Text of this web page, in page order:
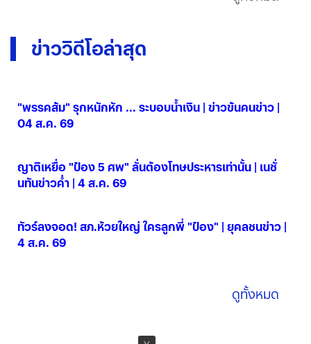
ข่าววิดีโอล่าสุด
"พรรคส้ม" รุกหนักหัก ... ระบอบน้ำเงิน | ข่าวข้นคนข่าว |
04 ส.ค. 69
ญาติเหยื่อ "ป๋อง 5 ศพ" ลั่นต้องโทษประหารเท่านั้น | เนชั่
นทันข่าวค่ำ | 4 ส.ค. 69
ทัวร์ลงจอด! สภ.ห้วยใหญ่ ใครลูกพี่ "ป๋อง" | ยุคลชนข่าว |
4 ส.ค. 69
ดูทั้งหมด